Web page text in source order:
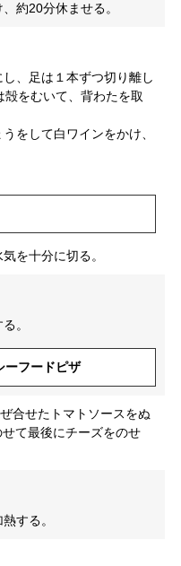
約20分休ませる。
、足は１本ずつ切り離し
をむいて、背わたを取
をして白ワインをかけ、
を十分に切る。
。
フードピザ
合せたトマトソースをぬ
せて最後にチーズをのせ
する。